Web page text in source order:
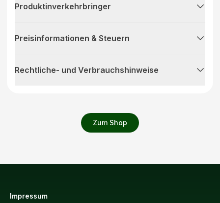
Zum Shop
Produktinverkehrbringer
Preisinformationen & Steuern
Rechtliche- und Verbrauchshinweise
Impressum